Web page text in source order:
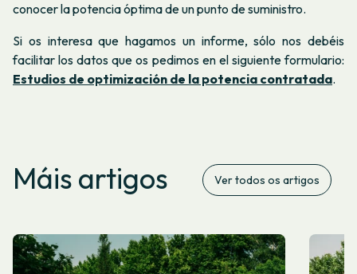
conocer la potencia óptima de un punto de suministro.
Si os interesa que hagamos un informe, sólo nos debéis
facilitar los datos que os pedimos en el siguiente formulario:
Estudios de optimización de la potencia contratada.
Máis artigos Ver todos os artigos